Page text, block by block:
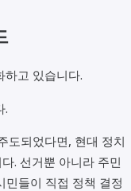
하고 있습니다.
.
도되었다면, 현대 정치
. 선거뿐 아니라 주민
민들이 직접 정책 결정